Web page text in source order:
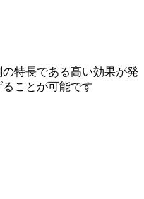
特長である高い効果が発
ことが可能です